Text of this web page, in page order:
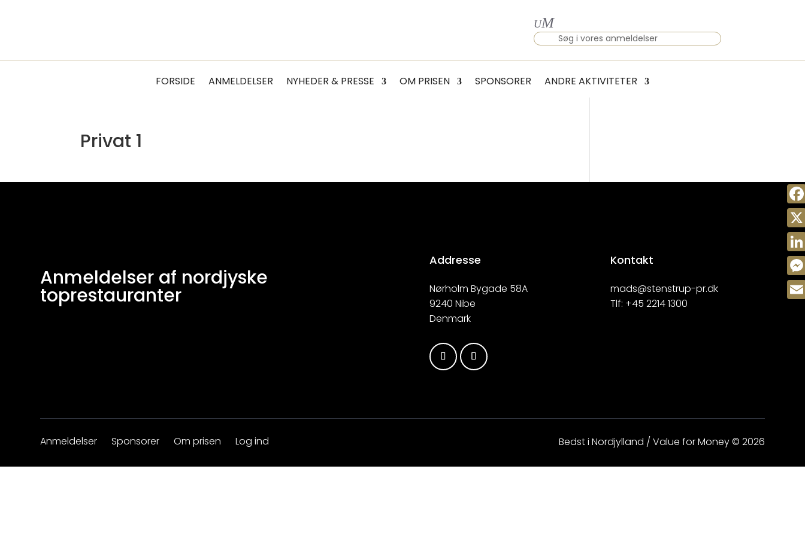
FORSIDE ANMELDELSER NYHEDER & PRESSE OM PRISEN SPONSORER ANDRE AKTIVITETER
Privat 1
Anmeldelser af nordjyske
toprestauranter
Addresse
Nørholm Bygade 58A
9240 Nibe
Denmark
Kontakt
mads@stenstrup-pr.dk
Tlf: +45 2214 1300
Anmeldelser Sponsorer Om prisen Log ind Bedst i Nordjylland / Value for Money © 2026
X